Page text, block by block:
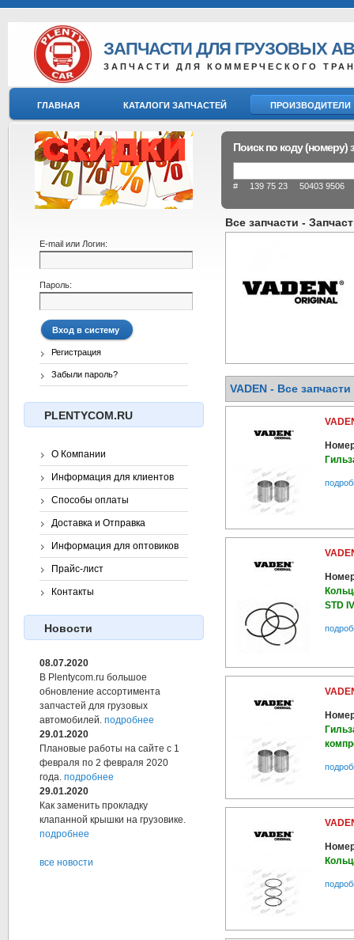
ЗАПЧАСТИ ДЛЯ ГРУЗОВЫХ
ЗАПЧАСТИ ДЛЯ КОММЕРЧЕСКОГО
ГЛАВНАЯ КАТАЛОГИ ЗАПЧАСТЕЙ ПРОИЗВОДИТЕЛИ
Поиск по коду (номеру)
# 139 75 23 50403 9506
Все запчасти -
VADEN - Все
STD
E-mail или Логин:
Пароль:
Регистрация
Забыли пароль?
PLENTYCOM.RU
О Компании
Информация для клиентов
Способы оплаты
Доставка и Отправка
Информация для оптовиков
Прайс-лист
Контакты
Новости
08.07.2020
В Plentycom.ru большое
обновление ассортимента
запчастей для грузовых
автомобилей. подробнее
29.01.2020
Плановые работы на сайте с 1
февраля по 2 февраля 2020
года. подробнее
29.01.2020
Как заменить прокладку
клапанной крышки на грузовике.
подробнее
все новости